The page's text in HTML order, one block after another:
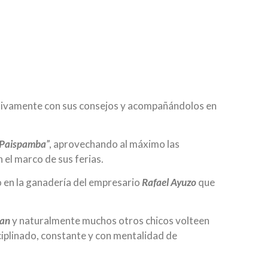
con sus consejos y acompañándolos en
Paispamba”, aprovechando al máximo las
el marco de sus ferias.
la ganadería del empresario Rafael Ayuzoque
y naturalmente muchos otros chicos volteen
constante y con mentalidad de